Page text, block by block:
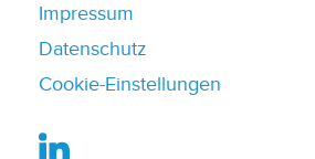
Impressum
Datenschutz
Cookie-Einstellungen